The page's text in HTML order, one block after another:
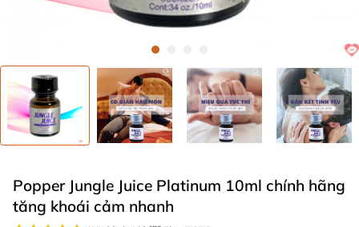
Popper Jungle Juice Platinum 10ml chính hãng
tăng khoái cảm nhanh